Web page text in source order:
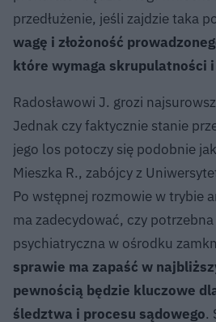
przedłużenie, jeśli zajdzie taka
wagę i złożoność
które wymaga skrupulatności i
Radosławowi J. grozi
Jednak czy faktycznie stanie
jego los potoczy się podobnie
Mieszka R., zabójcy z
Po wstępnej rozmowie w trybie
ma zadecydować, czy
psychiatryczna w ośrodku
sprawie ma zapaść w
pewnością będzie kluczowe
śledztwa i procesu sądowego.